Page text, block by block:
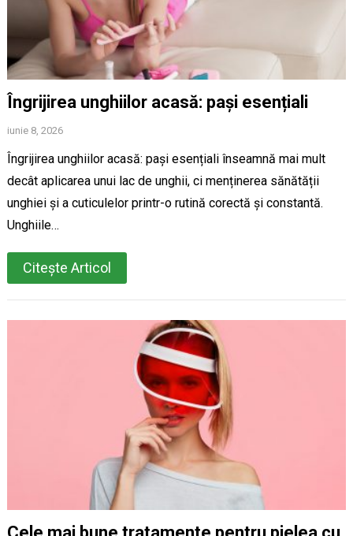
Îngrijirea unghiilor acasă: pași esențiali
iunie 8, 2026
Îngrijirea unghiilor acasă: pași esențiali înseamnă mai mult
decât aplicarea unui lac de unghii, ci menținerea sănătății
unghiei și a cuticulelor printr-o rutină corectă și constantă.
Unghiile…
Citește Articol